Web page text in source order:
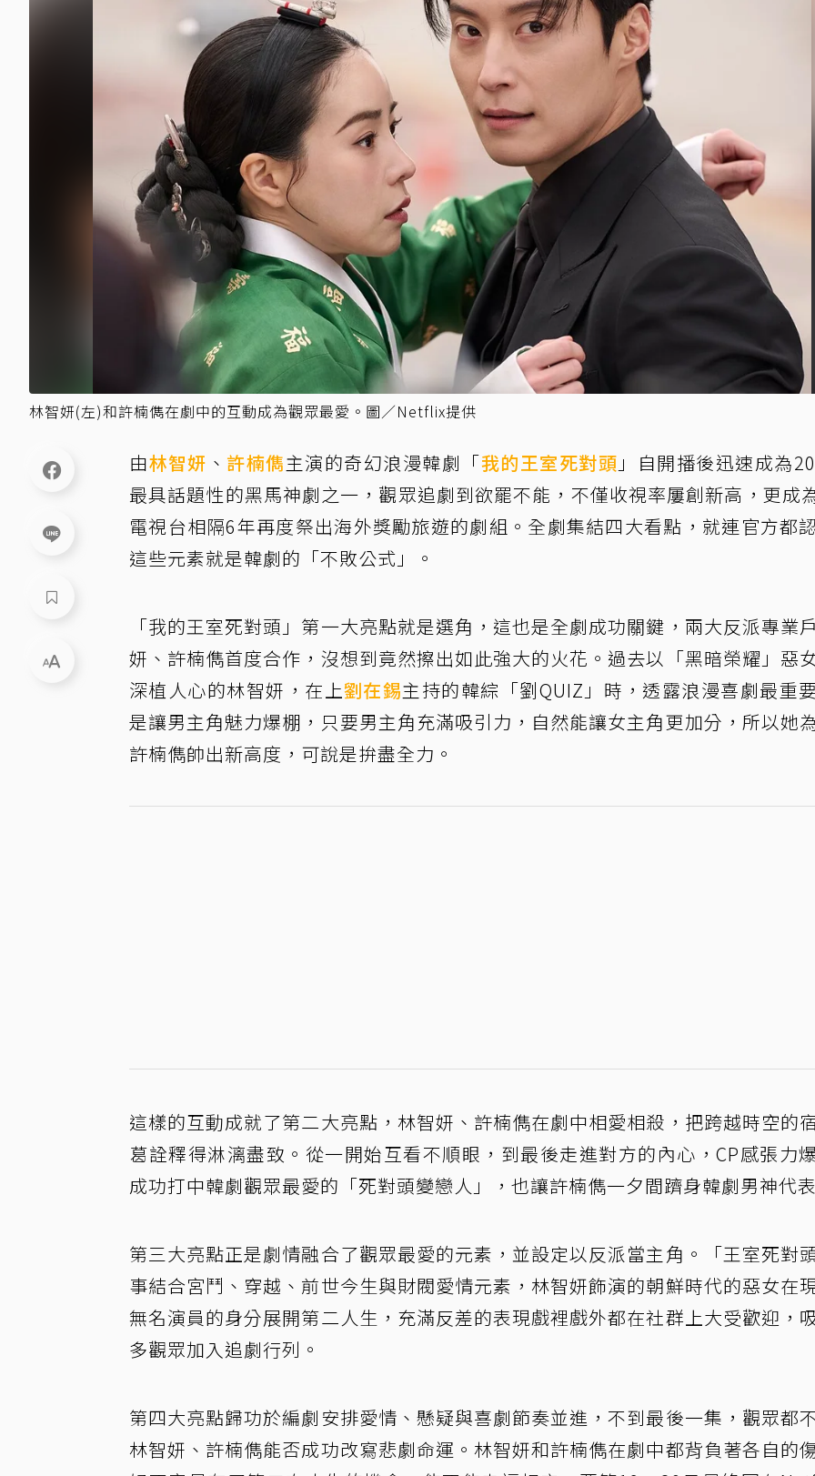
林智妍(左)和許楠儁在劇中的互動成為觀眾最愛。圖／Netflix提供
由林智妍 、 許楠儁主演的奇幻浪漫韓劇「我的王室死對頭 」自開播後迅速成為
最具話題性的黑馬神劇之一，觀眾追劇到欲罷不能，不僅收視率屢創新高，更成
電視台相隔6年再度祭出海外獎勵旅遊的劇組。全劇集結四大看點，就連官方都
這些元素就是韓劇的「不敗公式」。
「我的王室死對頭」第一大亮點就是選角，這也是全劇成功關鍵，兩大反派專業
妍、許楠儁首度合作，沒想到竟然擦出如此強大的火花。過去以「黑暗榮耀」惡
深植人心的林智妍，在上劉在錫主持的韓綜「劉QUIZ」時，透露浪漫喜劇最重
是讓男主角魅力爆棚，只要男主角充滿吸引力，自然能讓女主角更加分，所以她
許楠儁帥出新高度，可說是拚盡全力。
這樣的互動成就了第二大亮點，林智妍、許楠儁在劇中相愛相殺，把跨越時空的
葛詮釋得淋漓盡致。從一開始互看不順眼，到最後走進對方的內心，CP感張力
成功打中韓劇觀眾最愛的「死對頭變戀人」，也讓許楠儁一夕間躋身韓劇男神代表
第三大亮點正是劇情融合了觀眾最愛的元素，並設定以反派當主角。「王室死對
事結合宮鬥、穿越、前世今生與財閥愛情元素，林智妍飾演的朝鮮時代的惡女在
無名演員的身分展開第二人生，充滿反差的表現戲裡戲外都在社群上大受歡迎，
多觀眾加入追劇行列。
第四大亮點歸功於編劇安排愛情、懸疑與喜劇節奏並進，不到最後一集，觀眾都
林智妍、許楠儁能否成功改寫悲劇命運。林智妍和許楠儁在劇中都背負著各自的